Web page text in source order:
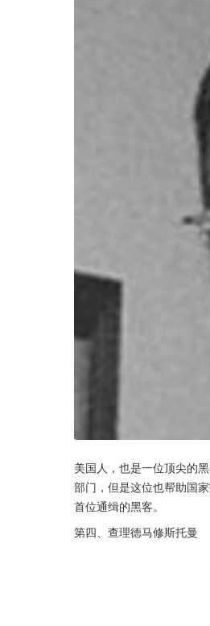
美国人，也是一位顶尖的
部门，但是这位也帮助国
首位通缉的黑客。
第四、查理徳马修斯托曼